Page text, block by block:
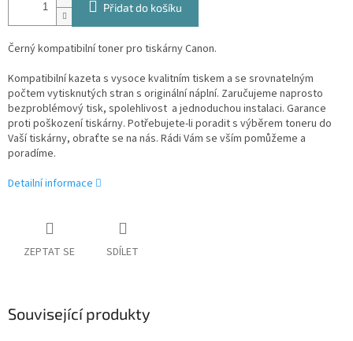
Přidat do košíku
Černý kompatibilní toner pro tiskárny Canon.
Kompatibilní kazeta s vysoce kvalitním tiskem a se srovnatelným
počtem vytisknutých stran s originální náplní. Zaručujeme naprosto
bezproblémový tisk, spolehlivost a jednoduchou instalaci. Garance
proti poškození tiskárny. Potřebujete-li poradit s výběrem toneru do
Vaší tiskárny, obraťte se na nás. Rádi Vám se vším pomůžeme a
poradíme.
Detailní informace
ZEPTAT SE SDÍLET
Související produkty